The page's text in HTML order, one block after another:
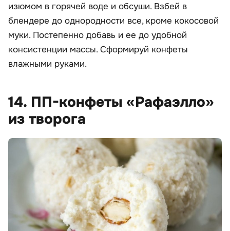
изюмом в горячей воде и обсуши. Взбей в
блендере до однородности все, кроме кокосовой
муки. Постепенно добавь и ее до удобной
консистенции массы. Сформируй конфеты
влажными руками.
14. ПП-конфеты «Рафаэлло»
из творога